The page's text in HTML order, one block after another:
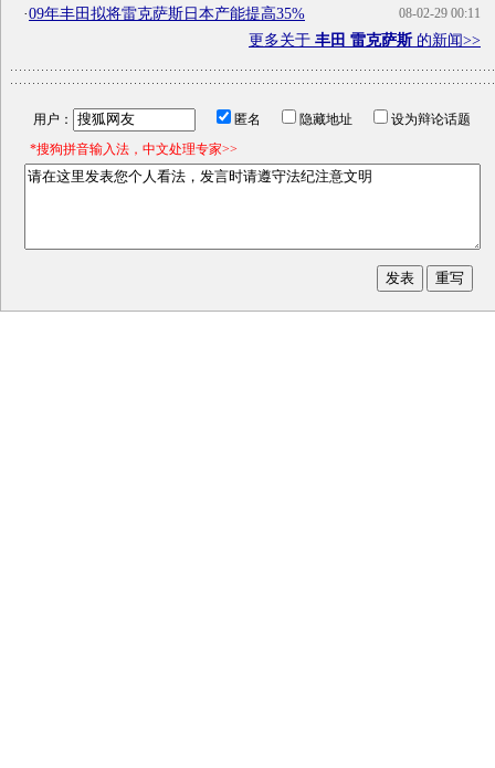
08-02-29 00:11
·09年丰田拟将雷克萨斯日本产能提高35%
更多关于 丰田 雷克萨斯的新闻>>
用户： 匿名 隐藏地址
设为辩论话题
*搜狗拼音输入法，中文处理专家>>